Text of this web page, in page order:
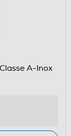
A-Inox